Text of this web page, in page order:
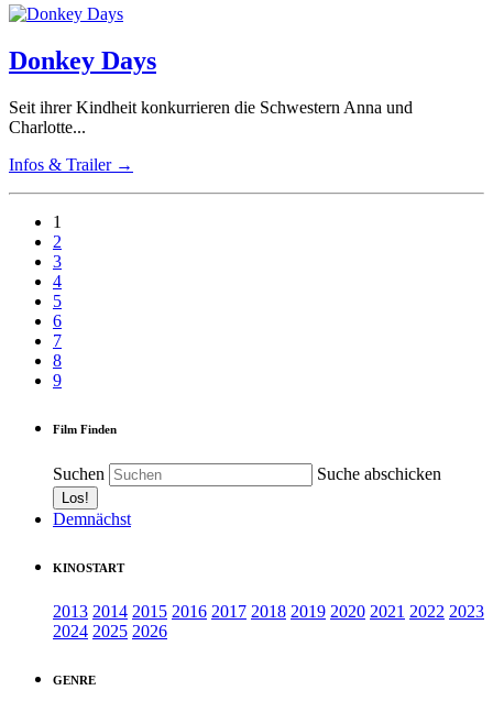
Donkey Days
Seit ihrer Kindheit konkurrieren die Schwestern Anna und
Charlotte...
Infos & Trailer →
1
2
3
4
5
6
7
8
9
Film Finden
Suchen Suche abschicken
Demnächst
KINOSTART
2013 2014 2015 2016 2017 2018 2019 2020 2021 2022 2023
2024 2025 2026
GENRE